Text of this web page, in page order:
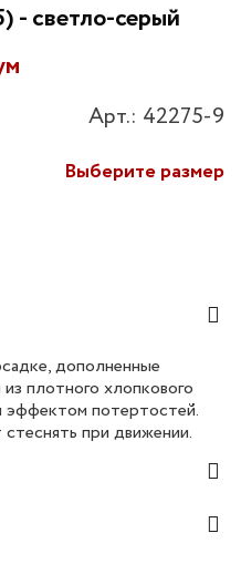
светло-серый
Арт.: 42275-9
Выберите размер
дополненные
плотного хлопкового
эффектом потертостей.
при движении.